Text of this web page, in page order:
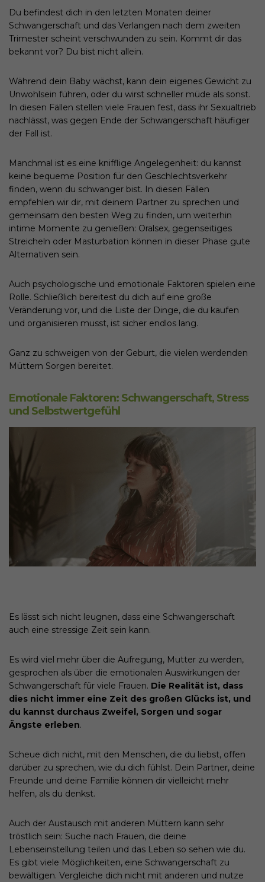
Du befindest dich in den letzten Monaten deiner
Schwangerschaft und das Verlangen nach dem zweiten
Trimester scheint verschwunden zu sein. Kommt dir das
bekannt vor? Du bist nicht allein.
Während dein Baby wächst, kann dein eigenes Gewicht zu
Unwohlsein führen, oder du wirst schneller müde als sonst.
In diesen Fällen stellen viele Frauen fest, dass ihr Sexualtrieb
nachlässt, was gegen Ende der Schwangerschaft häufiger
der Fall ist.
Manchmal ist es eine knifflige Angelegenheit: du kannst
keine bequeme Position für den Geschlechtsverkehr
finden, wenn du schwanger bist. In diesen Fällen
empfehlen wir dir, mit deinem Partner zu sprechen und
gemeinsam den besten Weg zu finden, um weiterhin
intime Momente zu genießen: Oralsex, gegenseitiges
Streicheln oder Masturbation können in dieser Phase gute
Alternativen sein.
Auch psychologische und emotionale Faktoren spielen eine
Rolle. Schließlich bereitest du dich auf eine große
Veränderung vor, und die Liste der Dinge, die du kaufen
und organisieren musst, ist sicher endlos lang.
Ganz zu schweigen von der Geburt, die vielen werdenden
Müttern Sorgen bereitet.
Emotionale Faktoren: Schwangerschaft, Stress
und Selbstwertgefühl
Es lässt sich nicht leugnen, dass eine Schwangerschaft
auch eine stressige Zeit sein kann.
Es wird viel mehr über die Aufregung, Mutter zu werden,
gesprochen als über die emotionalen Auswirkungen der
Schwangerschaft für viele Frauen. Die Realität ist, dass
dies nicht immer eine Zeit des großen Glücks ist, und
du kannst durchaus Zweifel, Sorgen und sogar
Ängste erleben.
Scheue dich nicht, mit den Menschen, die du liebst, offen
darüber zu sprechen, wie du dich fühlst. Dein Partner, deine
Freunde und deine Familie können dir vielleicht mehr
helfen, als du denkst.
Auch der Austausch mit anderen Müttern kann sehr
tröstlich sein: Suche nach Frauen, die deine
Lebenseinstellung teilen und das Leben so sehen wie du.
Es gibt viele Möglichkeiten, eine Schwangerschaft zu
bewältigen. Vergleiche dich nicht mit anderen und nutze